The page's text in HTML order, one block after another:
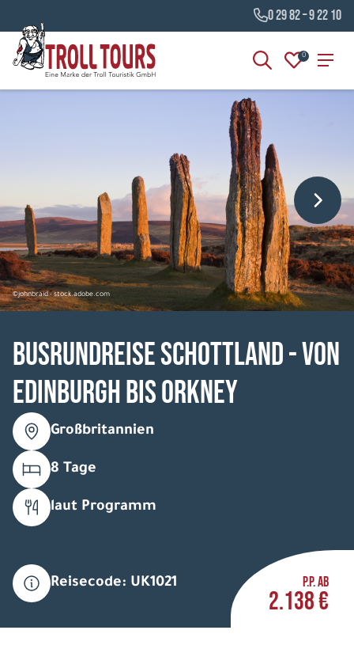
0 29 82 – 9 22 10
0
©johnbraid - stock.adobe.com
Busrundreise Schottland - von
Edinburgh bis Orkney
Großbritannien
8 Tage
laut Programm
Reisecode: UK1021 P.P. AB
2.138 €